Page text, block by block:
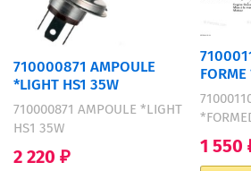
710000871 AMPOULE
*LIGHT HS1 35W
710000871 AMPOULE *LIGHT
HS1 35W
2 220 ₽ 1 550